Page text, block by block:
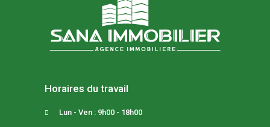
Horaires du travail
Lun - Ven : 9h00 - 18h00